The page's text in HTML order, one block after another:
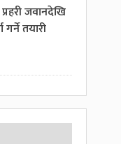
जवानदेखि
तयारी